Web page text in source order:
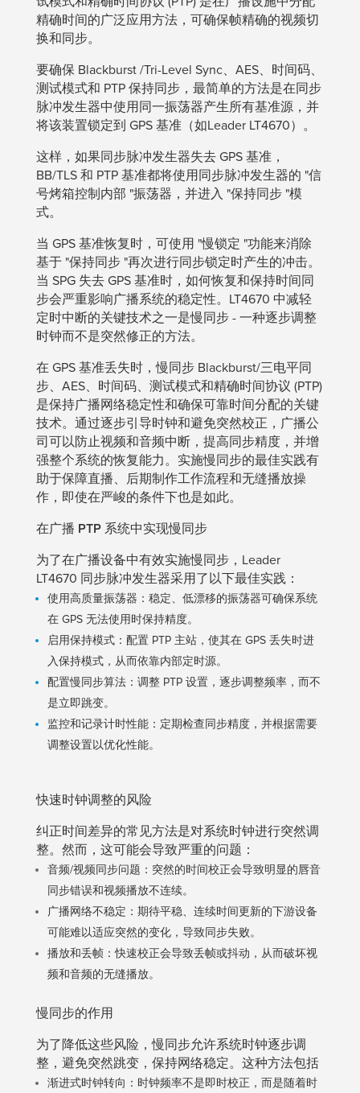
精确时间的广泛应用方法，可确保帧精确的视频切
换和同步。
要确保 Blackburst /Tri-Level Sync、AES、时间码、
测试模式和 PTP 保持同步，最简单的方法是在同步
脉冲发生器中使用同一振荡器产生所有基准源，并
将该装置锁定到 GPS 基准（如Leader LT4670）。
这样，如果同步脉冲发生器失去 GPS 基准，
BB/TLS 和 PTP 基准都将使用同步脉冲发生器的 "信
号烤箱控制内部 "振荡器，并进入 "保持同步 "模
式。
当 GPS 基准恢复时，可使用 "慢锁定 "功能来消除
基于 "保持同步 "再次进行同步锁定时产生的冲击。
当 SPG 失去 GPS 基准时，如何恢复和保持时间同
步会严重影响广播系统的稳定性。LT4670 中减轻
定时中断的关键技术之一是慢同步 - 一种逐步调整
时钟而不是突然修正的方法。
在 GPS 基准丢失时，慢同步 Blackburst/三电平同
步、AES、时间码、测试模式和精确时间协议 (PTP)
是保持广播网络稳定性和确保可靠时间分配的关键
技术。通过逐步引导时钟和避免突然校正，广播公
司可以防止视频和音频中断，提高同步精度，并增
强整个系统的恢复能力。实施慢同步的最佳实践有
助于保障直播、后期制作工作流程和无缝播放操
作，即使在严峻的条件下也是如此。
在广播 PTP 系统中实现慢同步
为了在广播设备中有效实施慢同步，Leader
LT4670 同步脉冲发生器采用了以下最佳实践：
使用高质量振荡器：稳定、低漂移的振荡器可确保系统
在 GPS 无法使用时保持精度。
启用保持模式：配置 PTP 主站，使其在 GPS 丢失时进
入保持模式，从而依靠内部定时源。
配置慢同步算法：调整 PTP 设置，逐步调整频率，而不
是立即跳变。
监控和记录计时性能：定期检查同步精度，并根据需要
调整设置以优化性能。
快速时钟调整的风险
纠正时间差异的常见方法是对系统时钟进行突然调
整。然而，这可能会导致严重的问题：
音频/视频同步问题：突然的时间校正会导致明显的唇音
同步错误和视频播放不连续。
广播网络不稳定：期待平稳、连续时间更新的下游设备
可能难以适应突然的变化，导致同步失败。
播放和丢帧：快速校正会导致丢帧或抖动，从而破坏视
频和音频的无缝播放。
慢同步的作用
为了降低这些风险，慢同步允许系统时钟逐步调
整，避免突然跳变，保持网络稳定。这种方法包括
渐进式时钟转向：时钟频率不是即时校正，而是随着时